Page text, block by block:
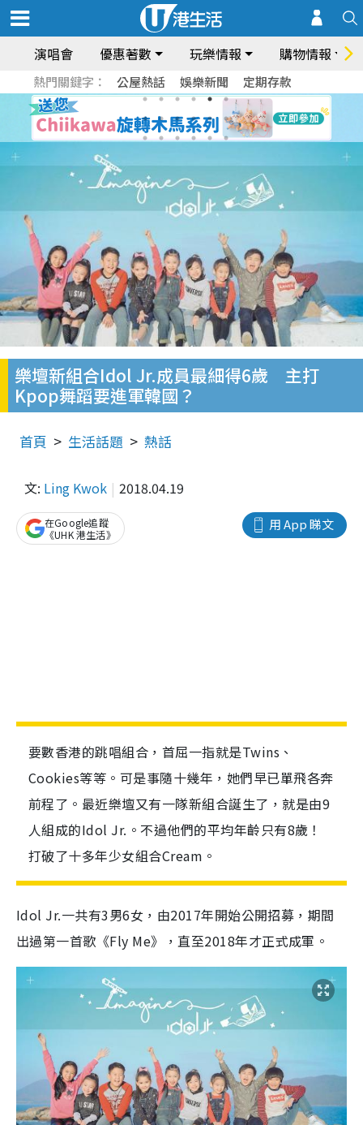
演唱會 優惠著數 玩樂情報 購物情報
熱門關鍵字： 公屋熱話 娛樂新聞 定期存款
樂壇新組合Idol Jr.成員最細得6歲 主打
Kpop舞蹈要進軍韓國？
首頁 生活話題 熱話
文: Ling Kwok 2018.04.19
用 App 睇文
在Google追蹤
《UHK 港生活》
要數香港的跳唱組合，首屈一指就是Twins、
Cookies等等。可是事隨十幾年，她們早已單飛各奔
前程了。最近樂壇又有一隊新組合誕生了，就是由9
人組成的Idol Jr.。不過他們的平均年齡只有8歲！
打破了十多年少女組合Cream。
Idol Jr.一共有3男6女，由2017年開始公開招募，期間
出過第一首歌《Fly Me》，直至2018年才正式成軍。